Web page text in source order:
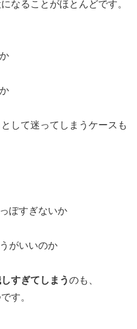
なることがほとんどです。
して迷ってしまうケースも
ぽすぎないか
がいいのか
すぎてしまうのも、
す。